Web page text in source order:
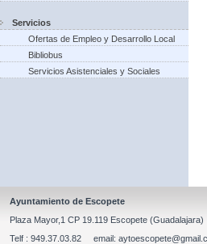
Servicios
Ofertas de Empleo y Desarrollo Local
Bibliobus
Servicios Asistenciales y Sociales
Ayuntamiento de Escopete
Plaza Mayor,1 CP 19.119 Escopete (Guadalajara)
Telf : 949.37.03.82 email: